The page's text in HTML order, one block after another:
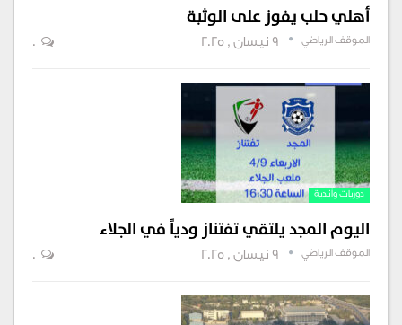
أهلي حلب يفوز على الوثبة
الموقف الرياضي 0
دوريات وأندية
اليوم المجد يلتقي تفتناز ودياً في الجلاء
الموقف الرياضي 0